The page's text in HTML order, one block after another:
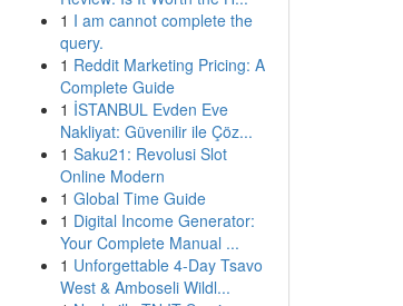
1 I am cannot complete the
query.
1 Reddit Marketing Pricing: A
Complete Guide
1 İSTANBUL Evden Eve
Nakliyat: Güvenilir ile Çöz...
1 Saku21: Revolusi Slot
Online Modern
1 Global Time Guide
1 Digital Income Generator:
Your Complete Manual ...
1 Unforgettable 4-Day Tsavo
West & Amboseli Wildl...